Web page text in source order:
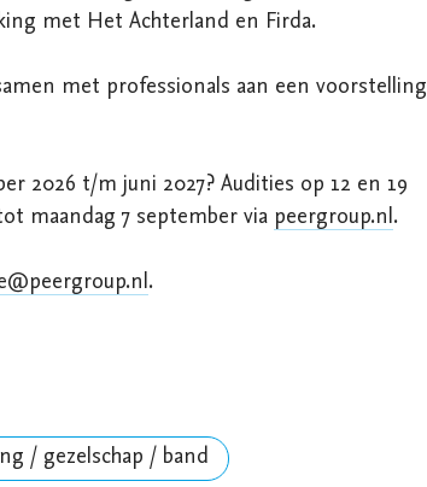
met Het Achterland en Firda.
met professionals aan een voorstelling
2026 t/m juni 2027? Audities op 12 en 19
maandag 7 september via peergroup.nl.
.
/ gezelschap / band